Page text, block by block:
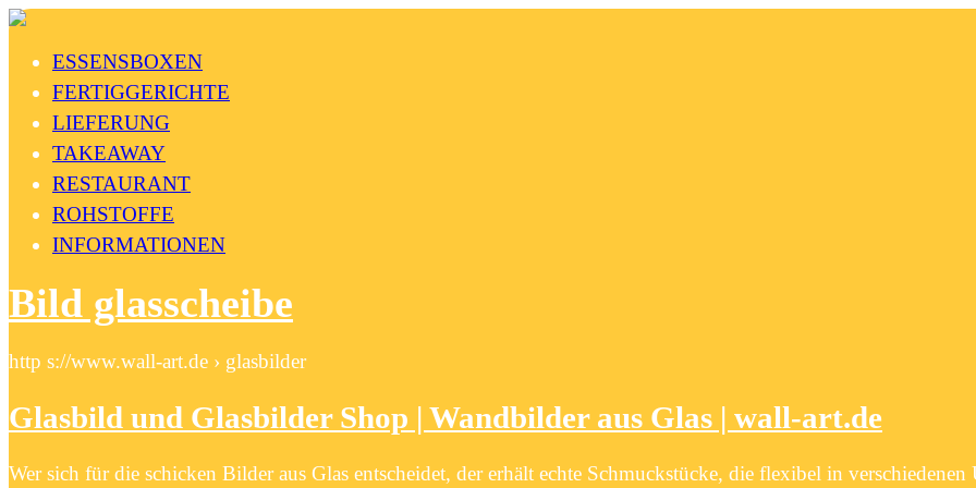
ESSENSBOXEN
FERTIGGERICHTE
LIEFERUNG
TAKEAWAY
RESTAURANT
ROHSTOFFE
INFORMATIONEN
Bild glasscheibe
http s://www.wall-art.de › glasbilder
Glasbild und Glasbilder Shop | Wandbilder aus Glas | wall-art.de
Wer sich für die schicken Bilder aus Glas entscheidet, der erhält echte Schmuckstücke, die flexibel in verschiedenen